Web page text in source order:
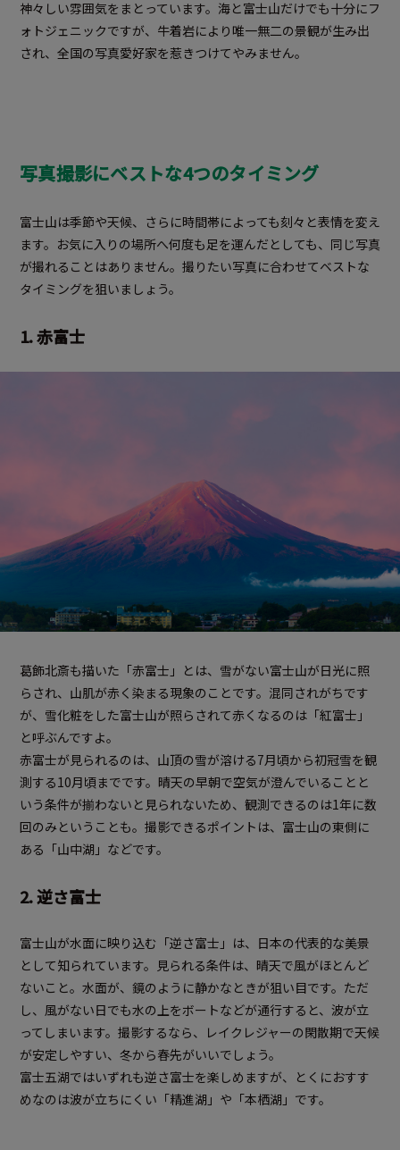
神々しい雰囲気をまとっています。海と富士山だけでも十分にフ
ォトジェニックですが、牛着岩により唯一無二の景観が生み出
され、全国の写真愛好家を惹きつけてやみません。
写真撮影にベストな4つのタイミング
富士山は季節や天候、さらに時間帯によっても刻々と表情を変え
ます。お気に入りの場所へ何度も足を運んだとしても、同じ写真
が撮れることはありません。撮りたい写真に合わせてベストな
タイミングを狙いましょう。
1. 赤富士
葛飾北斎も描いた「赤富士」とは、雪がない富士山が日光に照
らされ、山肌が赤く染まる現象のことです。混同されがちです
が、雪化粧をした富士山が照らされて赤くなるのは「紅富士」
と呼ぶんですよ。
赤富士が見られるのは、山頂の雪が溶ける7月頃から初冠雪を観
測する10月頃までです。晴天の早朝で空気が澄んでいることと
いう条件が揃わないと見られないため、観測できるのは1年に数
回のみということも。撮影できるポイントは、富士山の東側に
ある「山中湖」などです。
2. 逆さ富士
富士山が水面に映り込む「逆さ富士」は、日本の代表的な美景
として知られています。見られる条件は、晴天で風がほとんど
ないこと。水面が、鏡のように静かなときが狙い目です。ただ
し、風がない日でも水の上をボートなどが通行すると、波が立
ってしまいます。撮影するなら、レイクレジャーの閑散期で天候
が安定しやすい、冬から春先がいいでしょう。
富士五湖ではいずれも逆さ富士を楽しめますが、とくにおすす
めなのは波が立ちにくい「精進湖」や「本栖湖」です。